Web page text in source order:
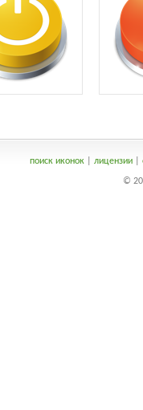
поиск иконок| лицензии|
©